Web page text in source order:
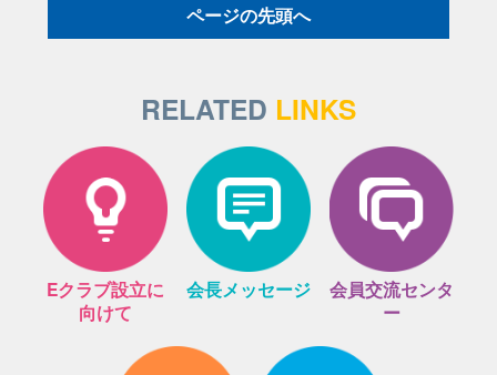
ページの先頭へ
RELATED LINKS
Eクラブ設立に
向けて
会長メッセージ
会員交流センタ
ー